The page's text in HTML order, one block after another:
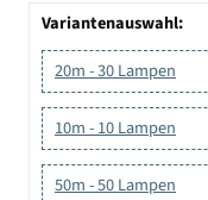
Variantenauswahl:
20m - 30 Lampen
10m - 10 Lampen
50m - 50 Lampen